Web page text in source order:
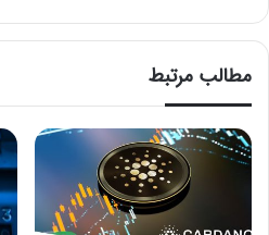
مطالب مرتبط